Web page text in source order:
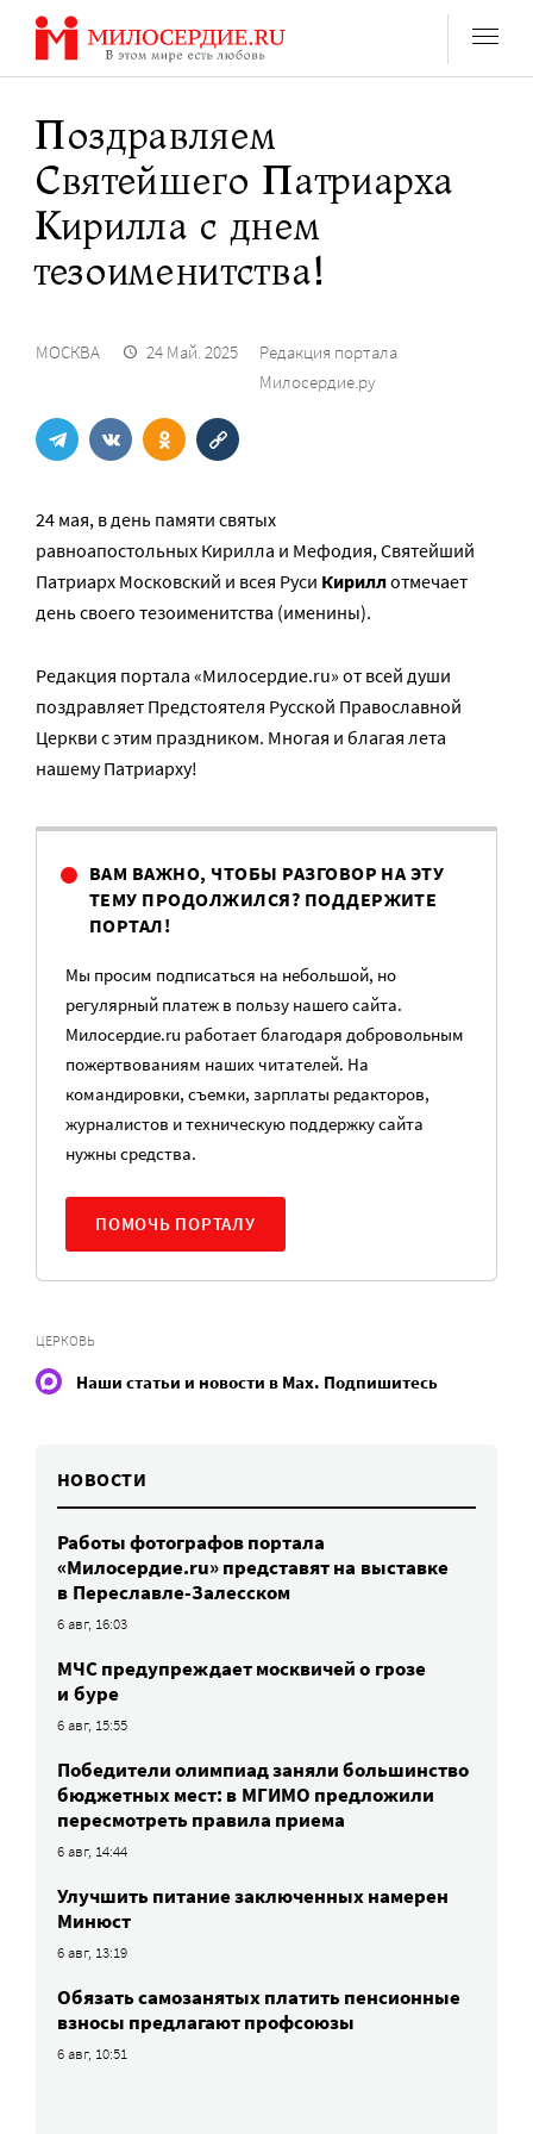
Перейти
содержанию
Поздравляем
Святейшего Патриарха
Кирилла с днем
тезоименитства!
МОСКВА 24 Май. 2025
Редакция портала
Милосердие.ру
24 мая, в день памяти святых
равноапостольных Кирилла и Мефодия, Святейший
Патриарх Московский и всея Руси Кириллотмечает
день своего тезоименитства (именины).
Редакция портала «Милосердие.ru» от всей души
поздравляет Предстоятеля Русской Православной
Церкви с этим праздником. Многая и благая лета
нашему Патриарху!
ВАМ ВАЖНО, ЧТОБЫ РАЗГОВОР НА ЭТУ
ТЕМУ ПРОДОЛЖИЛСЯ? ПОДДЕРЖИТЕ
ПОРТАЛ!
Мы просим подписаться на небольшой, но
регулярный платеж в пользу нашего сайта.
Милосердие.ru работает благодаря добровольным
пожертвованиям наших читателей. На
командировки, съемки, зарплаты редакторов,
журналистов и техническую поддержку сайта
нужны средства.
ПОМОЧЬ ПОРТАЛУ
ЦЕРКОВЬ
Наши статьи и новости в Max. Подпишитесь
НОВОСТИ
Работы фотографов портала
«Милосердие.ru» представят на выставке
в Переславле-Залесском
6 авг, 16:03
МЧС предупреждает москвичей о грозе
и буре
6 авг, 15:55
Победители олимпиад заняли большинство
бюджетных мест: в МГИМО предложили
пересмотреть правила приема
6 авг, 14:44
Улучшить питание заключенных намерен
Минюст
6 авг, 13:19
Обязать самозанятых платить пенсионные
взносы предлагают профсоюзы
6 авг, 10:51